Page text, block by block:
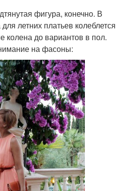
фигура, конечно. В
летних платьев колеблется
колена до вариантов в пол.
на фасоны: